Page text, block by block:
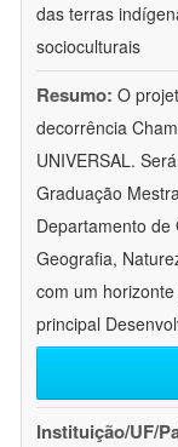
das terras
socioculturais
Resumo: O
decorrência
UNIVERSAL.
Graduação
Departamento de
Geografia,
com um
principal
Instituição/UF/